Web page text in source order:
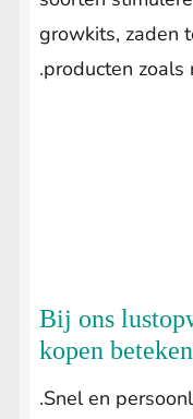
growkits, zaden
producten zoals
Bij ons
kopen
Snel en